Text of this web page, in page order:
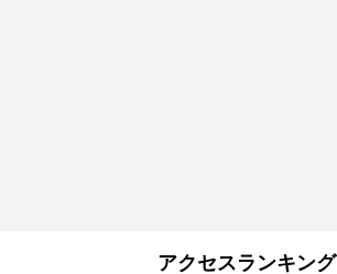
アクセスランキング